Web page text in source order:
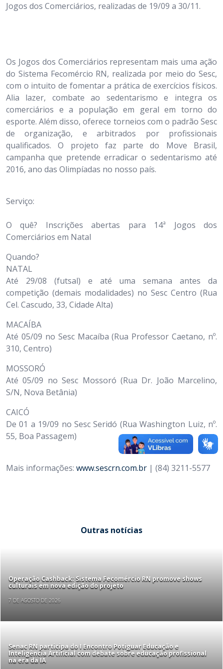
Jogos dos Comerciários, realizadas de 19/09 a 30/11.
Os Jogos dos Comerciários representam mais uma ação
do Sistema Fecomércio RN, realizada por meio do Sesc,
com o intuito de fomentar a prática de exercícios físicos.
Alia lazer, combate ao sedentarismo e integra os
comerciários e a população em geral em torno do
esporte. Além disso, oferece torneios com o padrão Sesc
de organização, e arbitrados por profissionais
qualificados. O projeto faz parte do Move Brasil,
campanha que pretende erradicar o sedentarismo até
2016, ano das Olimpíadas no nosso país.
Serviço:
O quê? Inscrições abertas para 14ª Jogos dos
Comerciários em Natal
Quando?
NATAL
Até 29/08 (futsal) e até uma semana antes da
competição (demais modalidades) no Sesc Centro (Rua
Cel. Cascudo, 33, Cidade Alta)
MACAÍBA
Até 05/09 no Sesc Macaíba (Rua Professor Caetano, nº.
310, Centro)
MOSSORÓ
Até 05/09 no Sesc Mossoró (Rua Dr. João Marcelino,
S/N, Nova Betânia)
CAICÓ
De 01 a 19/09 no Sesc Seridó (Rua Washington Luiz, nº.
55, Boa Passagem)
Mais informações: www.sescrn.com.br | (84) 3211-5577
Outras notícias
Operação Cashback: Sistema Fecomércio RN promove shows
culturais em nova edição do projeto
7 DE AGOSTO DE 2026
Senac RN participa do I Encontro Potiguar Educação e
Inteligência Artificial com debate sobre educação profissional
na era da IA